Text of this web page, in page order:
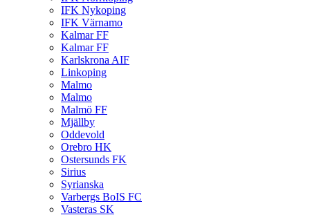
IFK Nykoping
IFK Värnamo
Kalmar FF
Kalmar FF
Karlskrona AIF
Linkoping
Malmo
Malmo
Malmö FF
Mjällby
Oddevold
Orebro HK
Ostersunds FK
Sirius
Syrianska
Varbergs BoIS FC
Vasteras SK